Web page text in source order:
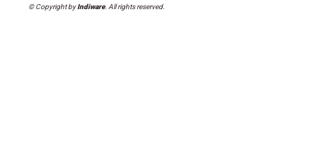
© Copyright byIndiware. All rights reserved.